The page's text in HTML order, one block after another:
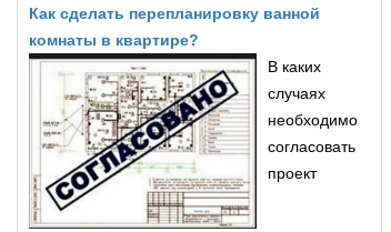
Как сделать перепланировку ванной
комнаты в квартире?
В каких
случаях
необходимо
согласовать
проект